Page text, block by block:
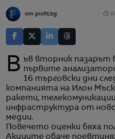
от profit.bg
Във вторник пазарът беше залят от първите
16 търговски дни
компанията на Илон
ракети,
инфраструктура от ново
медии.
Повечето оценки бяха
Акциите обаче